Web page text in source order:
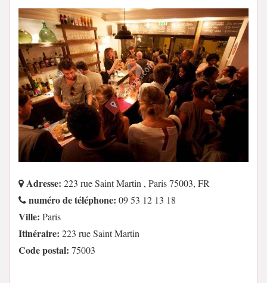
Adresse: 223 rue Saint Martin , Paris 75003, FR
numéro de téléphone: 09 53 12 13 18
Ville: Paris
Itinéraire: 223 rue Saint Martin
Code postal: 75003